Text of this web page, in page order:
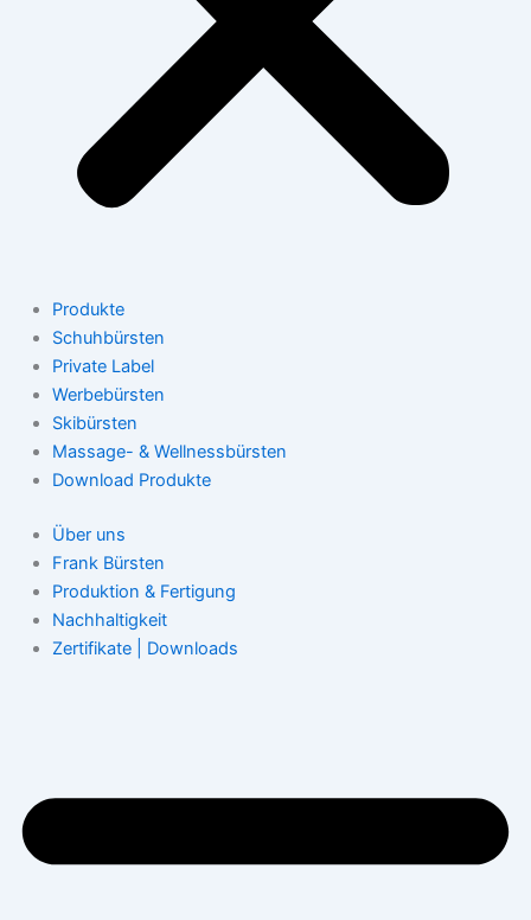
Produkte
Schuhbürsten
Private Label
Werbebürsten
Skibürsten
Massage- & Wellnessbürsten
Download Produkte
Über uns
Frank Bürsten
Produktion & Fertigung
Nachhaltigkeit
Zertifikate | Downloads